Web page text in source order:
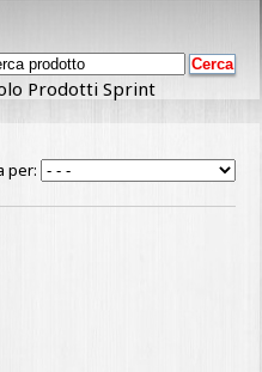
Prodotti Sprint
per: